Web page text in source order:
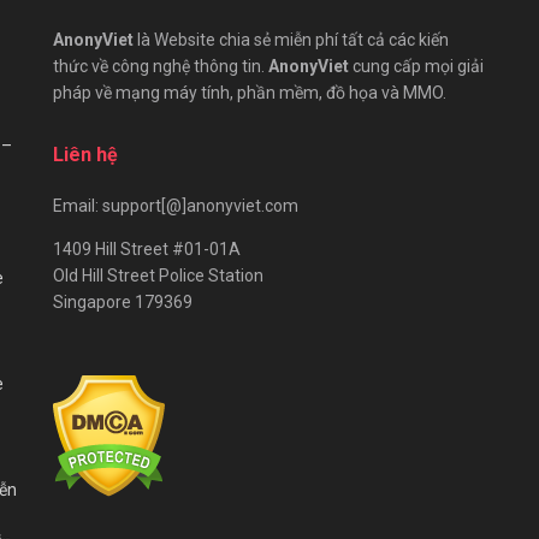
AnonyVietlà Website chia sẻ miễn phí tất cả các kiến
thức về công nghệ thông tin. AnonyViet cung cấp mọi giải
pháp về mạng máy tính, phần mềm, đồ họa và MMO.
Liên hệ
Email: support[@]anonyviet.com
1409 Hill Street #01-01A
Old Hill Street Police Station
Singapore 179369